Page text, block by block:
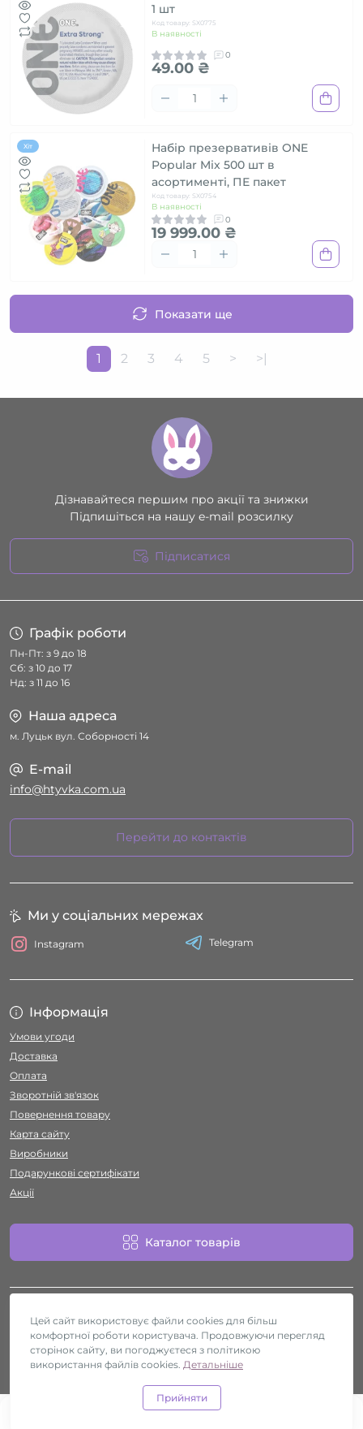
0
1 шт
Код товару: SX0775
В наявності
0
49.00 ₴
Хіт
Набір презервативів ONE
Popular Mix 500 шт в
асортименті, ПЕ пакет
Код товару: SX0754
В наявності
0
19 999.00 ₴
Показати ще
1 2 3 4 5 > >|
Дізнавайтеся першим про акції та знижки
Підпишіться на нашу e-mail розсилку
Підписатися
Графік роботи
Пн-Пт: з 9 до 18
Сб: з 10 до 17
Нд: з 11 до 16
Наша адреса
м. Луцьк вул. Соборності 14
E-mail
info@htyvka.com.ua
Перейти до контактів
Інформація
Умови угоди
Доставка
Оплата
Зворотній зв'язок
Повернення товару
Карта сайту
Виробники
Подарункові сертифікати
Акції
Каталог товарів
Ми у соціальних мережах
Instagram Telegram
Секс-шоп Htyvka © 2026
Цей сайт використовує файли cookies для більш
комфортної роботи користувача. Продовжуючи перегляд
сторінок сайту, ви погоджуєтеся з політикою
використання файлів cookies. Детальніше
Прийняти